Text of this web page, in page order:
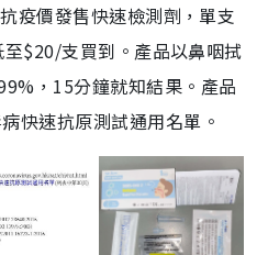
疫價發售快速檢測劑，單支
$20/支買到。產品以鼻咽拭
，15分鐘就知結果。產品
快速抗原測試通用名單。